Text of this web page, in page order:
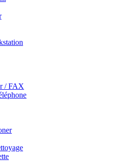
/ FAX